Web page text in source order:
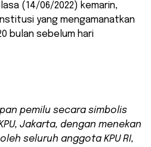
(14/06/2022) kemarin,
yang mengamanatkan
bulan sebelum hari
pemilu secara simbolis
Jakarta, dengan menekan
seluruh anggota KPU RI,